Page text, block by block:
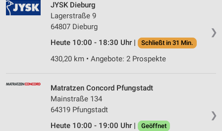
❯
JYSK Dieburg
Lagerstraße 9
64807 Dieburg
Heute 10:00 - 18:30 Uhr |
Schließt in 31 Min.
430,20 km • Angebote: 2 Prospekte
❯
Matratzen Concord Pfungstadt
Mainstraße 134
64319 Pfungstadt
Heute 10:00 - 19:00 Uhr |
Geöffnet